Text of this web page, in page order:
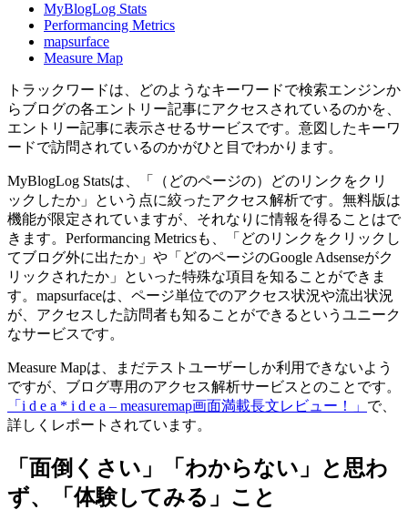
MyBlogLog Stats
Performancing Metrics
mapsurface
Measure Map
トラックワードは、どのようなキーワードで検索エンジンか
らブログの各エントリー記事にアクセスされているのかを、
エントリー記事に表示させるサービスです。意図したキーワ
ードで訪問されているのかがひと目でわかります。
MyBlogLog Statsは、「（どのページの）どのリンクをクリ
ックしたか」という点に絞ったアクセス解析です。無料版は
機能が限定されていますが、それなりに情報を得ることはで
きます。Performancing Metricsも、「どのリンクをクリックし
てブログ外に出たか」や「どのページのGoogle Adsenseがク
リックされたか」といった特殊な項目を知ることができま
す。mapsurfaceは、ページ単位でのアクセス状況や流出状況
が、アクセスした訪問者も知ることができるというユニーク
なサービスです。
Measure Mapは、まだテストユーザーしか利用できないよう
ですが、ブログ専用のアクセス解析サービスとのことです。
「i d e a * i d e a – measuremap画面満載長文レビュー！」 で、
詳しくレポートされています。
「面倒くさい」「わからない」と思わ
ず、「体験してみる」こと